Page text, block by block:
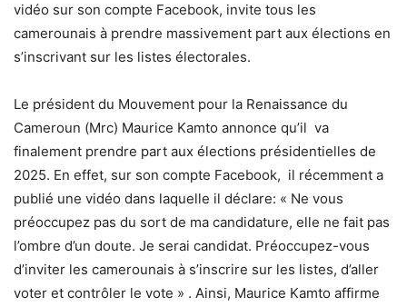
vidéo sur son compte Facebook, invite tous les
camerounais à prendre massivement part aux élections en
s’inscrivant sur les listes électorales.
Le président du Mouvement pour la Renaissance du
Cameroun (Mrc) Maurice Kamto annonce qu’il va
finalement prendre part aux élections présidentielles de
2025. En effet, sur son compte Facebook, il récemment a
publié une vidéo dans laquelle il déclare: « Ne vous
préoccupez pas du sort de ma candidature, elle ne fait pas
l’ombre d’un doute. Je serai candidat. Préoccupez-vous
d’inviter les camerounais à s’inscrire sur les listes, d’aller
voter et contrôler le vote » . Ainsi, Maurice Kamto affirme